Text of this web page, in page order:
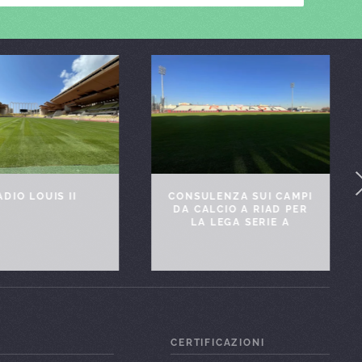
LOUIS II
CONSULENZA SUI CAMPI
DA CALCIO A RIAD PER
LA LEGA SERIE A
CERTIFICAZIONI